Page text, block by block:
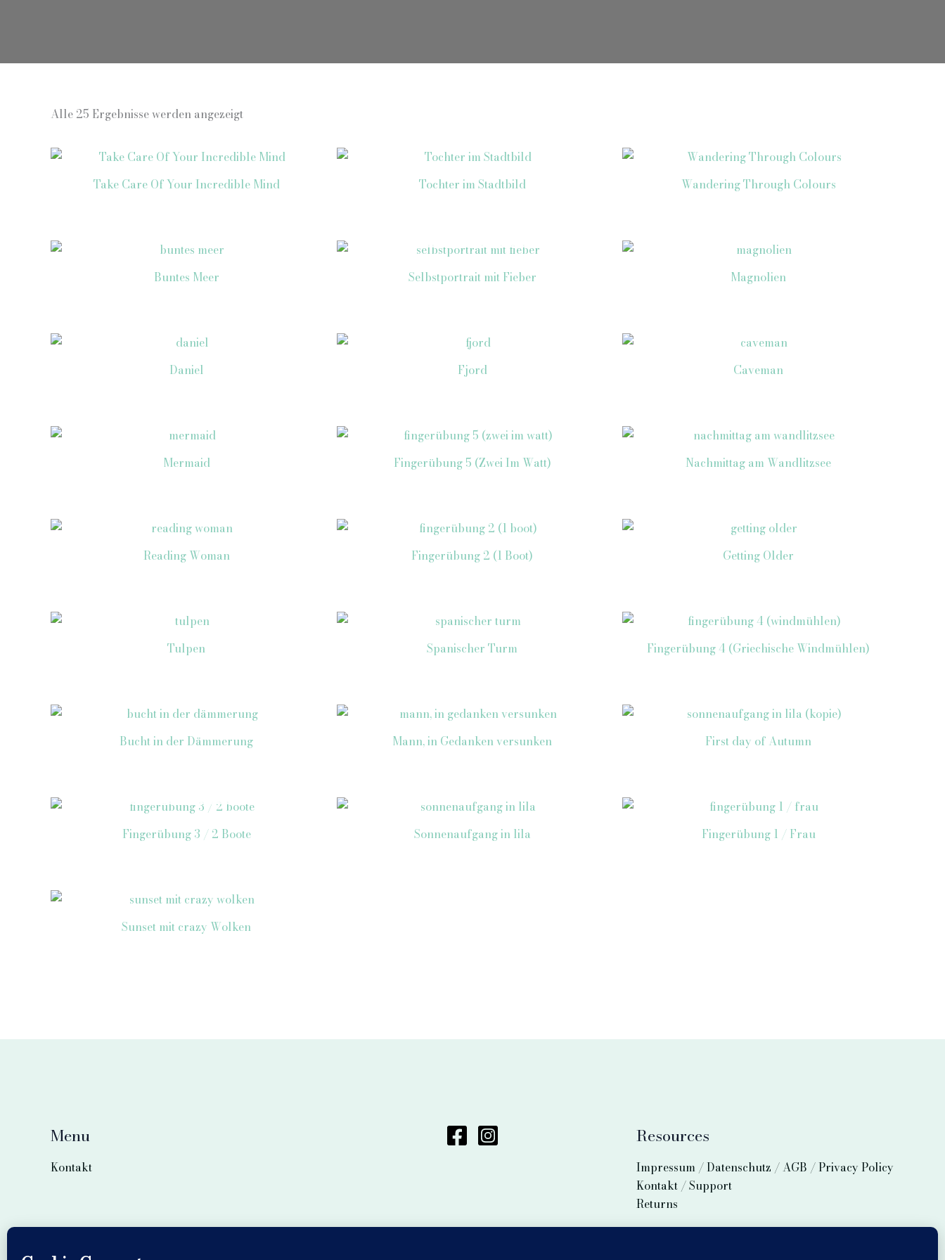
Alle 25 Ergebnisse werden angezeigtNach
Take Care Of Your Incredible Mind Tochter im Stadtbild Wandering Through Colours
Buntes Meer Selbstportrait mit Fieber Magnolien
Daniel Fjord Caveman
Mermaid Fingerübung 5 (Zwei Im Watt) Nachmittag am Wandlitzsee
Reading Woman Fingerübung 2 (1 Boot) Getting Older
Tulpen Spanischer Turm Fingerübung 4 (Griechische Windmühlen)
Bucht in der Dämmerung Mann, in Gedanken versunken First day of Autumn
Fingerübung 3 / 2 Boote Sonnenaufgang in lila Fingerübung 1 / Frau
Sunset mit crazy Wolken
Menu
Kontakt
Resources
Impressum / Datenschutz / AGB / Privacy Policy
Kontakt / Support
Returns